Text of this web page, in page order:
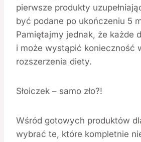
pierwsze produkty
być podane po ukończeniu 5
Pamiętajmy jednak, że każde
i może wystąpić konieczność
rozszerzenia diety.
Słoiczek – samo zło?!
Wśród gotowych produktów
wybrać te, które kompletnie